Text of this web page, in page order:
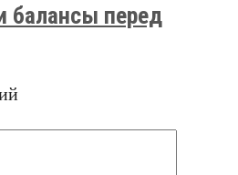
балансы перед